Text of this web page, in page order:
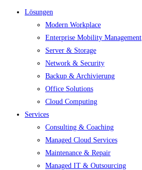
Lösungen
Modern Workplace
Enterprise Mobility Management
Server & Storage
Network & Security
Backup & Archivierung
Office Solutions
Cloud Computing
Services
Consulting & Coaching
Managed Cloud Services
Maintenance & Repair
Managed IT & Outsourcing